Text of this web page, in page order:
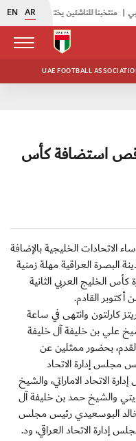
EN AR |
UAE FOOTBALL
استضافة كأس
24 يوليو 2013 : قرّر رؤساء الاتحادات الخليجية بالإضافة
البصرة العراقية مهلة زمنية
الخليج العربي الثانية
أكتوبر القادم.
كارلتون وانتهى في ساعة
علي بن خليفة آل خليفة
بحضور ممثلين عن
مجلس إدارة الاتحاد
الاماراتي، والشيخ
والشيخ حمد بن خليفة آل
البوسعيدي رئيس مجلس
إدارة الاتحاد العراقي، ود.